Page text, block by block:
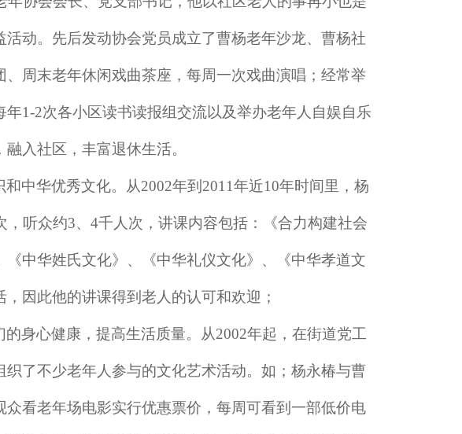
动。先后发动协会党员成立了曹杨老年沙龙、曹杨社
周末老年休闲戏曲茶座，每周一次戏曲演唱；经常举
1-2次各小区读书读报组交流以及举办老年人自娱自乐
入社区，丰富退休生活。
中华优秀文化。从2002年到2011年近10年时间里，杨
听众约3、4千人次，讲课内容包括：《合力构建社会
中华姓氏文化》、《中华礼仪文化》、《中华孝道文
因此他的讲课得到老人的认可和欢迎；
身心健康，提高生活质量。从2002年起，在街道党工
了不少老年人参与的文化艺术活动。如；杨永椿与曹
看老年场电影实行优惠票价，每周可看到一部低价电